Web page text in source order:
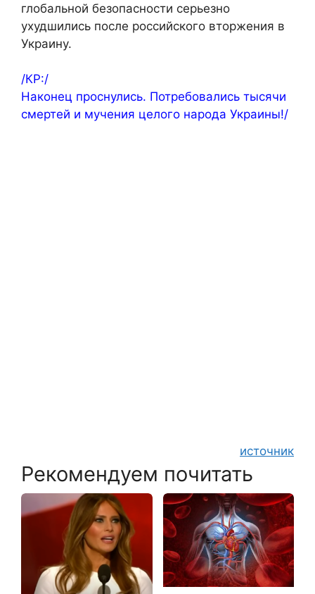
глобальной безопасности серьезно
ухудшились после российского вторжения в
Украину.
/КР:/
Наконец проснулись. Потребовались тысячи
смертей и мучения целого народа Украины!/
источник
Рекомендуем почитать